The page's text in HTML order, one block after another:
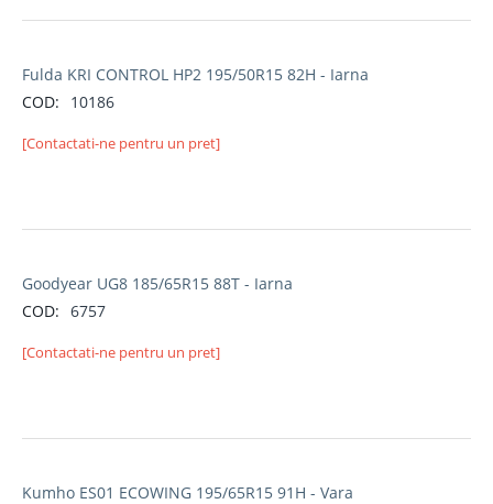
Fulda KRI CONTROL HP2 195/50R15 82H - Iarna
COD:
10186
[Contactati-ne pentru un pret]
Goodyear UG8 185/65R15 88T - Iarna
COD: 6757
[Contactati-ne pentru un pret]
Kumho ES01 ECOWING 195/65R15 91H - Vara